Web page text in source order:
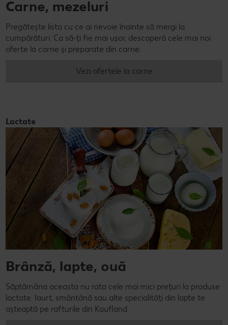
Carne, mezeluri
Pregătește lista cu ce ai nevoie înainte să mergi la
cumpărături. Ca să-ți fie mai ușor, descoperă cele mai noi
oferte la carne și preparate din carne.
Vezi ofertele la carne
Lactate
Brânză, lapte, ouă
Săptămâna aceasta nu rata cele mai mici prețuri la produse
lactate. Iaurt, smântână sau alte specialități din lapte te
așteaptă pe rafturile din Kaufland.